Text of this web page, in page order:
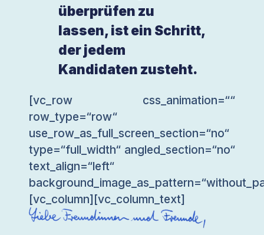
überprüfen zu
lassen, ist ein Schritt,
der jedem
Kandidaten zusteht.
[vc_row css_animation=““
row_type=“row“
use_row_as_full_screen_section=“no“
type=“full_width“ angled_section=“no“
text_align=“left“
[vc_column][vc_column_text]